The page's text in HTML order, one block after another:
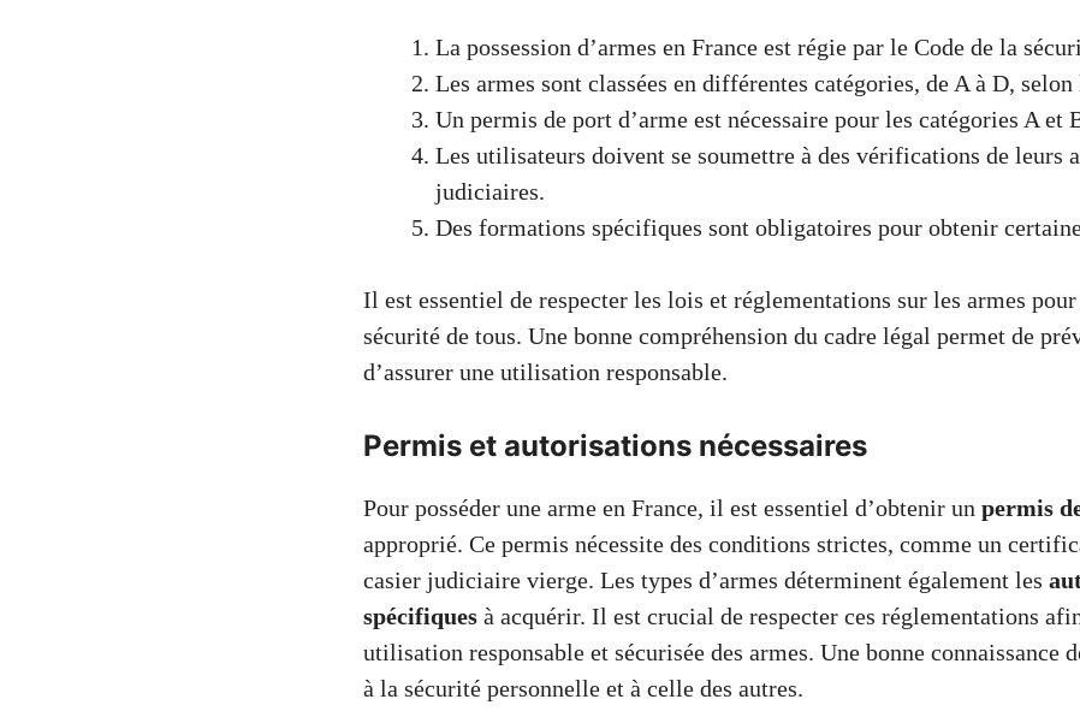
La possession d’armes en France est régie par le Code de la
Les armes sont classées en différentes catégories, de A à D,
Un permis de port d’arme est nécessaire pour les catégories A et
Les utilisateurs doivent se soumettre à des vérifications de leurs
judiciaires.
Des formations spécifiques sont obligatoires pour obtenir
Il est essentiel de respecter les lois et réglementations sur les armes
sécurité de tous. Une bonne compréhension du cadre légal permet de
d’assurer une utilisation responsable.
Permis et autorisations nécessaires
Pour posséder une arme en France, il est essentiel d’obtenir un permis
approprié. Ce permis nécessite des conditions strictes, comme un
casier judiciaire vierge. Les types d’armes déterminent également les
spécifiques à acquérir. Il est crucial de respecter ces réglementations
utilisation responsable et sécurisée des armes. Une bonne connaissance
à la sécurité personnelle et à celle des autres.